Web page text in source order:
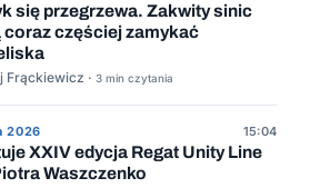
się przegrzewa. Zakwity sinic
coraz częściej zamykać
Frąckiewicz · 3 min czytania
2026 15:04
XXIV edycja Regat Unity Line
Waszczenko